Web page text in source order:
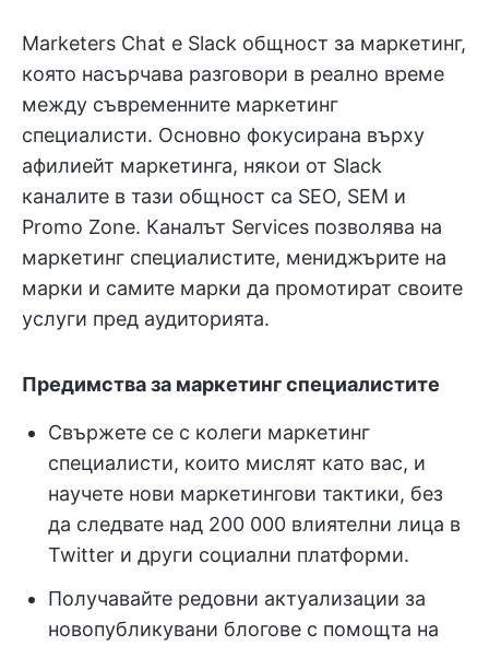
Marketers Chat е Slack общност за маркетинг,
която насърчава разговори в реално време
между съвременните маркетинг
специалисти. Основно фокусирана върху
афилиейт маркетинга, някои от Slack
каналите в тази общност са SEO, SEM и
Promo Zone. Каналът Services позволява на
маркетинг специалистите, мениджърите на
марки и самите марки да промотират своите
услуги пред аудиторията.
Предимства за маркетинг специалистите
Свържете се с колеги маркетинг
специалисти, които мислят като вас, и
научете нови маркетингови тактики, без
да следвате над 200 000 влиятелни лица в
Twitter и други социални платформи.
Получавайте редовни актуализации за
новопубликувани блогове с помощта на